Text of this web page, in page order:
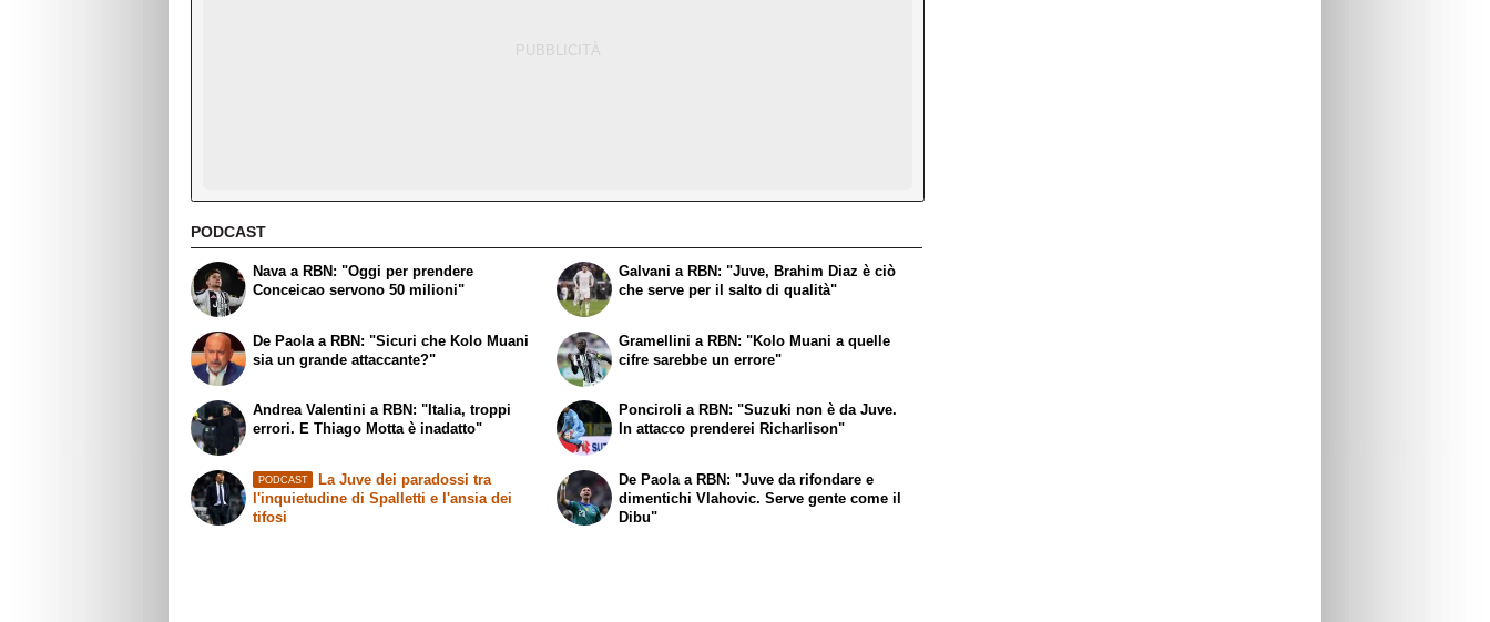
PODCAST
Nava a RBN: "Oggi per prendere
Conceicao servono 50 milioni"
De Paola a RBN: "Sicuri che Kolo Muani
sia un grande attaccante?"
Galvani a RBN: "Juve, Brahim Diaz è ciò
che serve per il salto di qualità"
Gramellini a RBN: "Kolo Muani a quelle
cifre sarebbe un errore"
Andrea Valentini a RBN: "Italia, troppi
errori. E Thiago Motta è inadatto"
PODCAST
La Juve dei paradossi tra
l'inquietudine di Spalletti e l'ansia dei
tifosi
Ponciroli a RBN: "Suzuki non è da Juve.
In attacco prenderei Richarlison"
De Paola a RBN: "Juve da rifondare e
dimentichi Vlahovic. Serve gente come il
Dibu"